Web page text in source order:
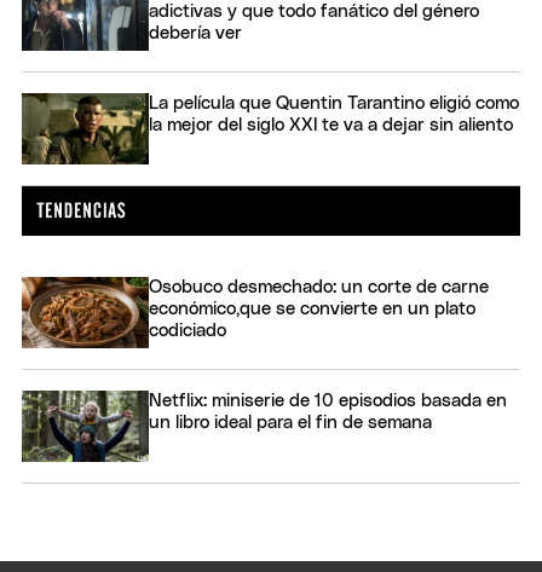
adictivas y que todo fanático del género
debería ver
La película que Quentin Tarantino eligió como
la mejor del siglo XXI te va a dejar sin aliento
Osobuco desmechado: un corte de carne
económico,que se convierte en un plato
codiciado
Netflix: miniserie de 10 episodios basada en
un libro ideal para el fin de semana